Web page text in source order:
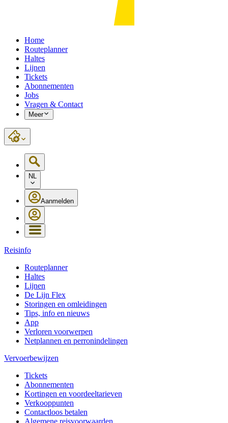
Home
Routeplanner
Haltes
Lijnen
Tickets
Abonnementen
Jobs
Vragen & Contact
Meer
NL
Aanmelden
Reisinfo
Routeplanner
Haltes
Lijnen
De Lijn Flex
Storingen en omleidingen
Tips, info en nieuws
App
Verloren voorwerpen
Netplannen en perronindelingen
Vervoerbewijzen
Tickets
Abonnementen
Kortingen en voordeeltarieven
Verkooppunten
Contactloos betalen
Algemene reisvoorwaarden